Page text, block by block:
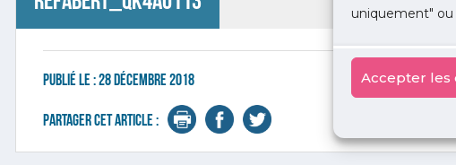
uniquement" ou
Accepter les
Publié le :28 décembre 2018
Partager cet article :